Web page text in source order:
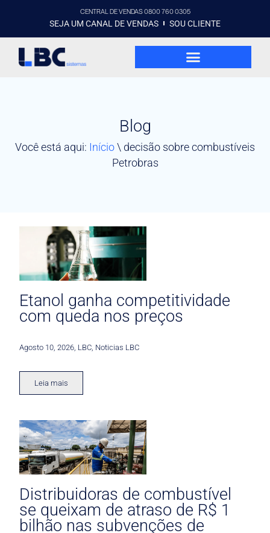
CENTRAL DE VENDAS 0800 760 0305
SEJA UM CANAL DE VENDAS SOU CLIENTE
Blog
Você está aqui: Início\ decisão sobre combustíveis
Petrobras
Etanol ganha competitividade
com queda nos preços
Agosto 10, 2026 LBC Noticias LBC
Leia mais
Distribuidoras de combustível
se queixam de atraso de R$ 1
bilhão nas subvenções de